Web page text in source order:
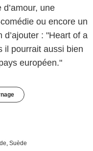
une
ou encore un
d’ajouter : "Heart of a
il pourrait aussi bien
européen."
, Suède